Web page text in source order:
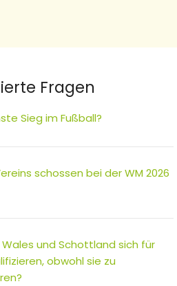
Fragen
Sieg im Fußball?
schossen bei der WM 2026
und Schottland sich für
obwohl sie zu